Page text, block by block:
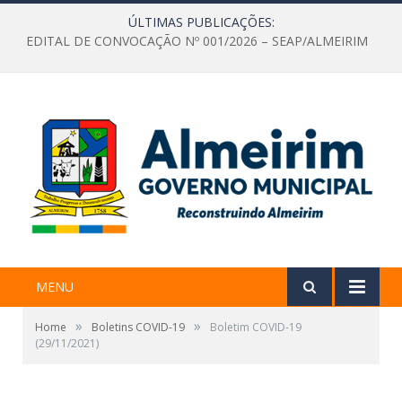
ÚLTIMAS PUBLICAÇÕES:
EDITAL DE CONVOCAÇÃO Nº 001/2026 – SEAP/ALMEIRIM
MENU
Home » Boletins COVID-19 »
Boletim COVID-19
(29/11/2021)